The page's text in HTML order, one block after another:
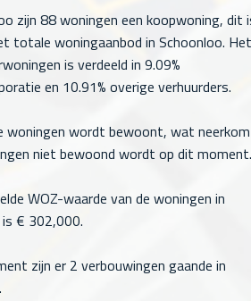
zijn 88woningen een koopwoning, dit
totale woningaanbod in Schoonloo. Het
is verdeeld in 9.09%
en 10.91% overige verhuurders.
woningen wordt bewoont, wat
niet bewoond wordt op dit moment.
WOZ-waarde van de woningen in
€ 302,000.
zijn er 2 verbouwingen gaande in